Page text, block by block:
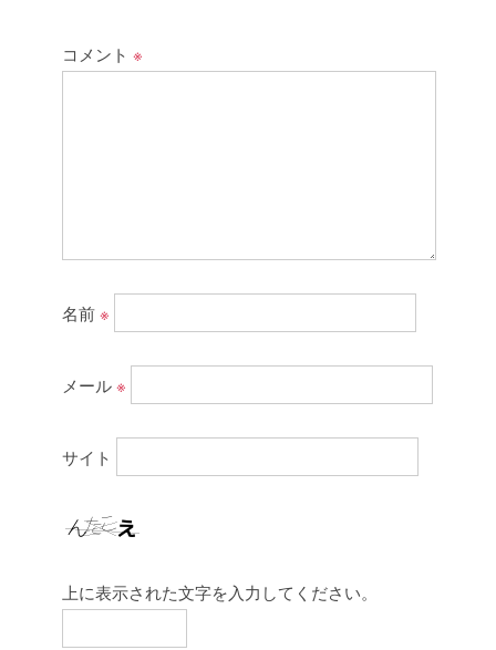
コメント ※
名前※
メール※
サイト
上に表示された文字を入力してください。